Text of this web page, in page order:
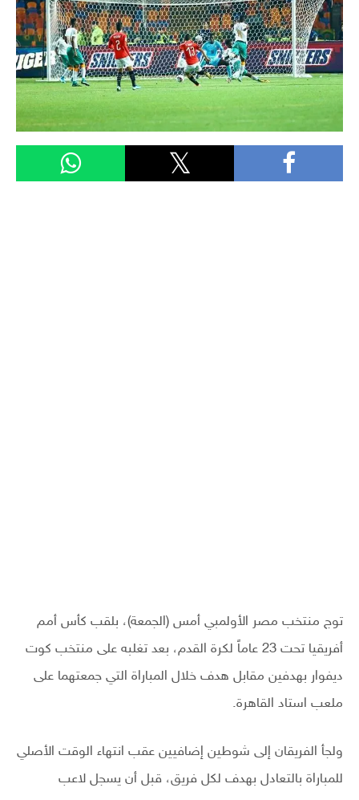
توج منتخب مصر الأولمبي أمس (الجمعة)، بلقب كأس أمم
أفريقيا تحت 23 عاماً لكرة القدم، بعد تغلبه على منتخب كوت
ديفوار بهدفين مقابل هدف خلال المباراة التي جمعتهما على
ملعب استاد القاهرة.
ولجأ الفريقان إلى شوطين إضافيين عقب انتهاء الوقت الأصلي
للمباراة بالتعادل بهدف لكل فريق، قبل أن يسجل لاعب